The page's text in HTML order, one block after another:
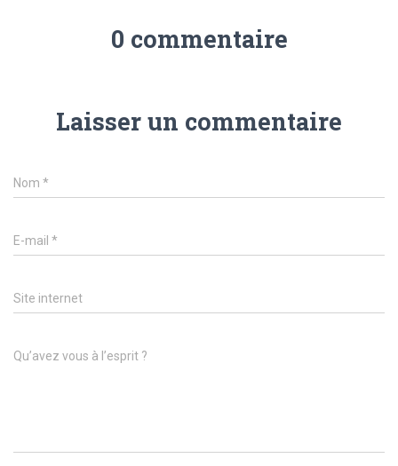
0 commentaire
Laisser un commentaire
Nom *
E-mail *
Site internet
Qu’avez vous à l’esprit ?